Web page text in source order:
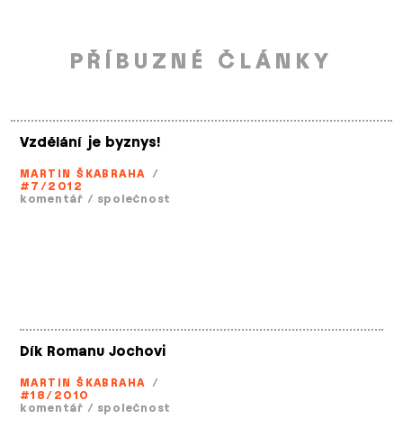
PŘÍBUZNÉ ČLÁNKY
Vzdělání je byznys!
MARTIN ŠKABRAHA /
#7/2012
komentář / společnost
Dík Romanu Jochovi
MARTIN ŠKABRAHA /
#18/2010
komentář / společnost